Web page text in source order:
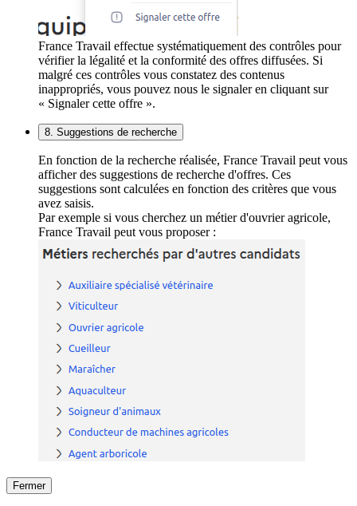
France Travail effectue systématiquement des contrôles pour
vérifier la légalité et la conformité des offres diffusées. Si
malgré ces contrôles vous constatez des contenus
inappropriés, vous pouvez nous le signaler en cliquant sur
« Signaler cette offre ».
8. Suggestions de recherche
En fonction de la recherche réalisée, France Travail peut vous
afficher des suggestions de recherche d'offres. Ces
suggestions sont calculées en fonction des critères que vous
avez saisis.
Par exemple si vous cherchez un métier d'ouvrier agricole,
France Travail peut vous proposer :
Fermer